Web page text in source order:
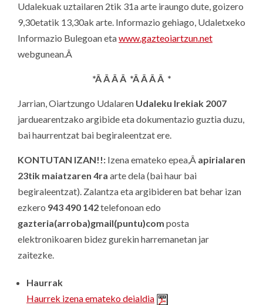
Udalekuak uztailaren 2tik 31a arte iraungo dute, goizero
9,30etatik 13,30ak arte. Informazio gehiago, Udaletxeko
Informazio Bulegoan etawww.gazteoiartzun.net
webgunean.Â
*Â Â Â Â *Â Â Â Â *
Jarrian, Oiartzungo Udalaren Udaleku Irekiak 2007
jarduearentzako argibide eta dokumentazio guztia duzu,
bai haurrentzat bai begiraleentzat ere.
KONTUTAN IZAN!!: Izena emateko epea,Â apirialaren
23tik maiatzaren 4ra arte dela (bai haur bai
begiraleentzat). Zalantza eta argibideren bat behar izan
ezkero 943 490 142telefonoan edo
gazteria(arroba)gmail(puntu)com posta
elektronikoaren bidez gurekin harremanetan jar
zaitezke.
Haurrak
Haurrek izena emateko deialdia